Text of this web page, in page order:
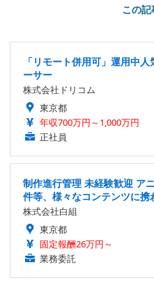
この
「リモート併用可」運用中
ーサー
株式会社ドリコム
東京都
年収700万円～1,000万円
正社員
制作進行管理 未経験歓迎 ア
件等、様々なコンテンツに携
株式会社白組
東京都
固定報酬26万円～
業務委託